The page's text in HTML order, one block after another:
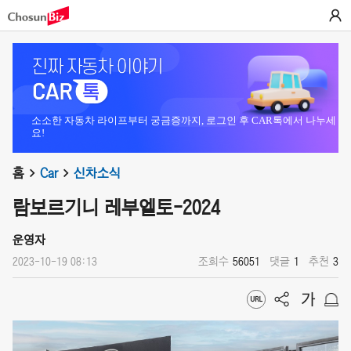
소소한 자동차 라이프부터 궁금증까지, 로그인 후 CAR톡에서 나누세
요!
홈 Car 신차소식
람보르기니 레부엘토-2024
운영자
2023-10-19 08:13 조회수 56051 댓글 1 추천 3